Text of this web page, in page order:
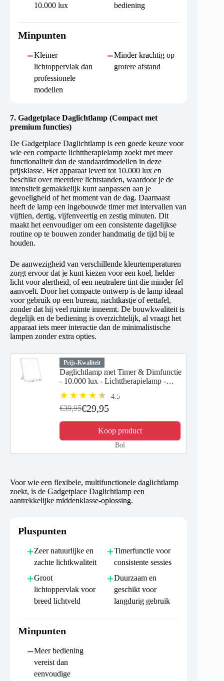
10.000 lux
bediening
Minpunten
Kleiner
lichtoppervlak dan
professionele
modellen
Minder krachtig op
grotere afstand
7. Gadgetplace Daglichtlamp (Compact met
premium functies)
De Gadgetplace Daglichtlamp is een goede keuze voor
wie een compacte lichttherapielamp zoekt met meer
functionaliteit dan de standaardmodellen in deze
prijsklasse. Het apparaat levert tot 10.000 lux en
beschikt over meerdere lichtstanden, waardoor je de
intensiteit gemakkelijk kunt aanpassen aan je
gevoeligheid of het moment van de dag. Daarnaast
heeft de lamp een ingebouwde timer met intervallen van
vijftien, dertig, vijfenveertig en zestig minuten. Dit
maakt het eenvoudiger om een consistente dagelijkse
routine op te bouwen zonder handmatig de tijd bij te
houden.
De aanwezigheid van verschillende kleurtemperaturen
zorgt ervoor dat je kunt kiezen voor een koel, helder
licht voor alertheid, of een neutralere tint die minder fel
aanvoelt. Door het compacte ontwerp is de lamp ideaal
voor gebruik op een bureau, nachtkastje of eettafel,
zonder dat hij veel ruimte inneemt. De bouwkwaliteit is
degelijk en de bediening is overzichtelijk, al vraagt het
apparaat iets meer interactie dan de minimalistische
lampen zonder extra opties.
Prijs-Kwaliteit
Daglichtlamp met Timer & Dimfunctie
- 10.000 lux - Lichttherapielamp -
SAD lamp - Lichttherapie - Zonlicht
lamp - Hobby lamp
4.5
€39,95€29,95
Koop product
Bol
Voor wie een flexibele, multifunctionele daglichtlamp
zoekt, is de Gadgetplace Daglichtlamp een
aantrekkelijke middenklasse-oplossing.
Pluspunten
Zeer natuurlijke en
zachte lichtkwaliteit
Groot
lichtoppervlak voor
breed lichtveld
Timerfunctie voor
consistente sessies
Duurzaam en
geschikt voor
langdurig gebruik
Minpunten
Meer bediening
vereist dan
eenvoudige